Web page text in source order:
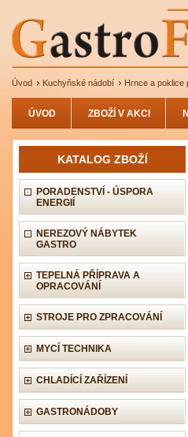
Úvod Kuchyňské nádobí Hrnce a poklice
ÚVOD ZBOŽÍ V AKCI
KATALOG ZBOŽÍ
PORADENSTVÍ - ÚSPORA
ENERGIÍ
NEREZOVÝ NÁBYTEK
GASTRO
TEPELNÁ PŘÍPRAVA A
OPRACOVÁNÍ
STROJE PRO ZPRACOVÁNÍ
MYCÍ TECHNIKA
CHLADÍCÍ ZAŘÍZENÍ
GASTRONÁDOBY